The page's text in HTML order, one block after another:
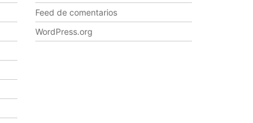
Feed de comentarios
WordPress.org